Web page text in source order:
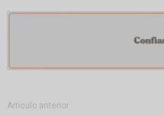
Artículo anterior